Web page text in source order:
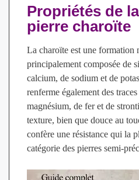
Propriétés de la
pierre charoïte
La charoïte est une formation
principalement composée de
calcium, de sodium et de
renferme également des traces
magnésium, de fer et de
texture, bien que douce au
confère une résistance qui la
catégorie des pierres semi-